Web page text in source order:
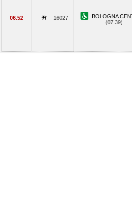
06.52 16027
BOLOGNA
(07.39)